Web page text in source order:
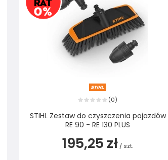
(0)
STIHL Zestaw do czyszczenia pojazdów
RE 90 - RE 130 PLUS
195,25 zł / szt.